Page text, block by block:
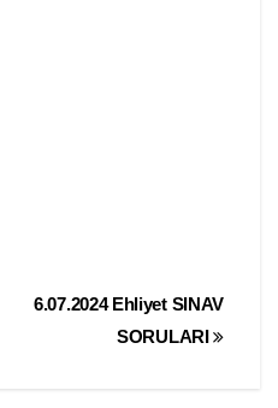
6.07.2024 Ehliyet SINAV
SORULARI